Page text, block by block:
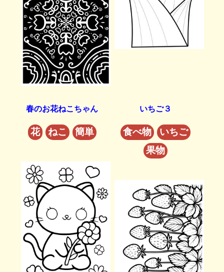
春のお花ねこちゃん
花 ねこ 簡単
いちご３
食べ物
いちご
果物